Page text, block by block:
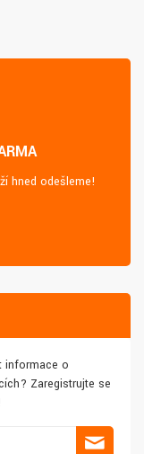
hned odešleme!
informace o
Zaregistrujte se